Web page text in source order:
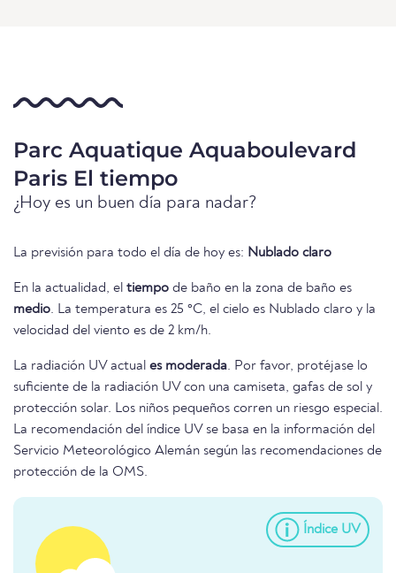
Parc Aquatique Aquaboulevard
Paris El tiempo
¿Hoy es un buen día para nadar?
La previsión para todo el día de hoy es: Nublado claro
En la actualidad, el tiempo de baño en la zona de baño es
medio. La temperatura es 25 °C, el cielo es Nublado claro y la
velocidad del viento es de 2 km/h.
La radiación UV actual es moderada. Por favor, protéjase lo
suficiente de la radiación UV con una camiseta, gafas de sol y
protección solar. Los niños pequeños corren un riesgo especial.
La recomendación del índice UV se basa en la información del
Servicio Meteorológico Alemán según las recomendaciones de
protección de la OMS.
Índice UV